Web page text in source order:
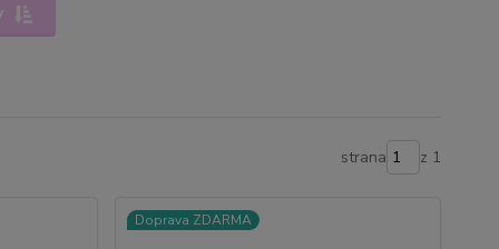
strana z 1
Doprava ZDARMA